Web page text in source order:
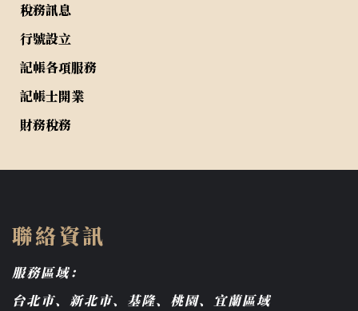
稅務訊息
行號設立
記帳各項服務
記帳士開業
財務稅務
聯絡資訊
服務區域：
台北市、新北市、基隆、桃園、宜蘭區域